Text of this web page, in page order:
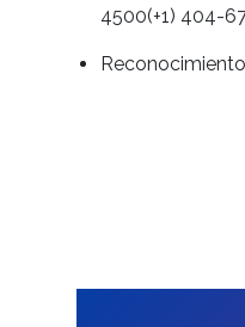
4500(+1) 404-